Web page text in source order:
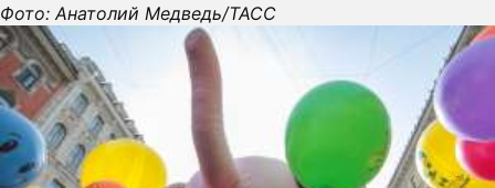
Фото: Анатолий Медведь/ТАСС